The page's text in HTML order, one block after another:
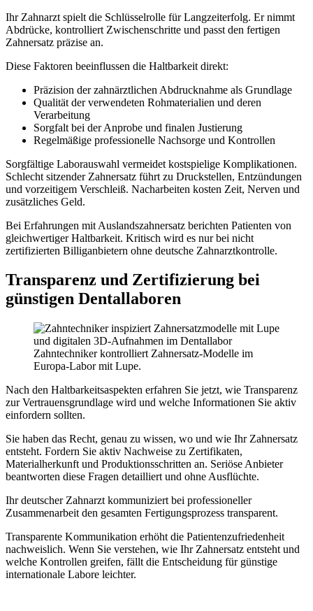
Ihr Zahnarzt spielt die Schlüsselrolle für Langzeiterfolg. Er nimmt
Abdrücke, kontrolliert Zwischenschritte und passt den fertigen
Zahnersatz präzise an.
Diese Faktoren beeinflussen die Haltbarkeit direkt:
Präzision der zahnärztlichen Abdrucknahme als Grundlage
Qualität der verwendeten Rohmaterialien und deren
Verarbeitung
Sorgfalt bei der Anprobe und finalen Justierung
Regelmäßige professionelle Nachsorge und Kontrollen
Sorgfältige Laborauswahl vermeidet kostspielige Komplikationen.
Schlecht sitzender Zahnersatz führt zu Druckstellen, Entzündungen
und vorzeitigem Verschleiß. Nacharbeiten kosten Zeit, Nerven und
zusätzliches Geld.
Bei Erfahrungen mit Auslandszahnersatz berichten Patienten von
gleichwertiger Haltbarkeit. Kritisch wird es nur bei nicht
zertifizierten Billiganbietern ohne deutsche Zahnarztkontrolle.
Transparenz und Zertifizierung bei
günstigen Dentallaboren
Zahntechniker kontrolliert Zahnersatz-Modelle im
Europa-Labor mit Lupe.
Nach den Haltbarkeitsaspekten erfahren Sie jetzt, wie Transparenz
zur Vertrauensgrundlage wird und welche Informationen Sie aktiv
einfordern sollten.
Sie haben das Recht, genau zu wissen, wo und wie Ihr Zahnersatz
entsteht. Fordern Sie aktiv Nachweise zu Zertifikaten,
Materialherkunft und Produktionsschritten an. Seriöse Anbieter
beantworten diese Fragen detailliert und ohne Ausflüchte.
Ihr deutscher Zahnarzt kommuniziert bei professioneller
Zusammenarbeit den gesamten Fertigungsprozess transparent.
Transparente Kommunikation erhöht die Patientenzufriedenheit
nachweislich. Wenn Sie verstehen, wie Ihr Zahnersatz entsteht und
welche Kontrollen greifen, fällt die Entscheidung für günstige
internationale Labore leichter.